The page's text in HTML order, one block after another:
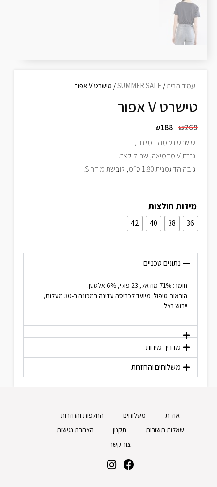
עמוד הבית/
SUMMER SALE/ טישרט V אפור
טישרט V אפור
₪269
₪188
טישרט נעימה במיוחד,
גזרת V מחמיאה, שרוול קצר.
גובה הדוגמנית 1.80 ס״מ, לובשת מידה S.
מידות חולצות
36
38
40
42
נתונים טכניים
חומר: 71% מודאל, 23 פולי, 6% אלסטן.
הוראות טיפול: מיועד לכביסה עדינה במכונה ב-30 מעלות,
ייבוש בצל.
מדריך מידות
משלוחים והחזרות
אודות משלוחים
החלפות והחזרות
שאלות תשובות
תקנון
הצהרת נגישות
צור קשר